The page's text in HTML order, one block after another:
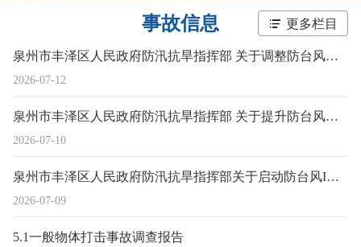
事故信息 更多栏目
2026-07-12
泉州市丰泽区人民政府防汛抗旱指挥部 关于调整防台风应急响应为Ⅳ级的通知
2026-07-10
泉州市丰泽区人民政府防汛抗旱指挥部 关于提升防台风应急响应为Ⅲ级的通知
2026-07-09
泉州市丰泽区人民政府防汛抗旱指挥部关于启动防台风IV级应急响应的通知
5.1一般物体打击事故调查报告